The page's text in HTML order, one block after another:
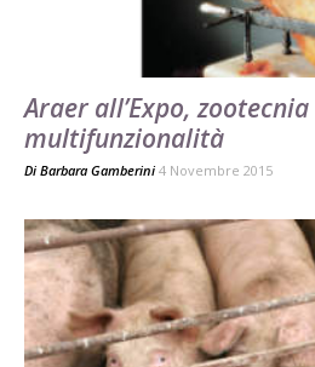
Araer all’Expo, zootecnia
multifunzionalità
Di Barbara Gamberini 4 Novembre 2015